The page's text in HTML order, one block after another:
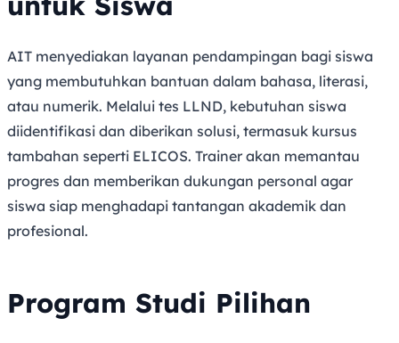
AIT menyediakan layanan pendampingan bagi siswa
yang membutuhkan bantuan dalam bahasa, literasi,
atau numerik. Melalui tes LLND, kebutuhan siswa
diidentifikasi dan diberikan solusi, termasuk kursus
tambahan seperti ELICOS. Trainer akan memantau
progres dan memberikan dukungan personal agar
siswa siap menghadapi tantangan akademik dan
profesional.
Program Studi Pilihan